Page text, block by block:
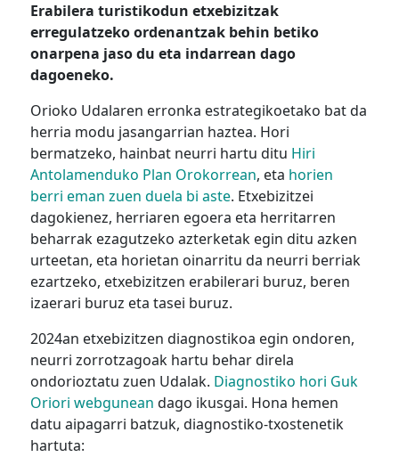
Erabilera turistikodun etxebizitzak
erregulatzeko ordenantzak behin betiko
onarpena jaso du eta indarrean dago
dagoeneko.
Orioko Udalaren erronka estrategikoetako bat da
herria modu jasangarrian haztea. Hori
bermatzeko, hainbat neurri hartu ditu Hiri
Antolamenduko Plan Orokorrean, eta horien
berri eman zuen duela bi aste. Etxebizitzei
dagokienez, herriaren egoera eta herritarren
beharrak ezagutzeko azterketak egin ditu azken
urteetan, eta horietan oinarritu da neurri berriak
ezartzeko, etxebizitzen erabilerari buruz, beren
izaerari buruz eta tasei buruz.
2024an etxebizitzen diagnostikoa egin ondoren,
neurri zorrotzagoak hartu behar direla
ondorioztatu zuen Udalak. Diagnostiko hori Guk
Oriori webgunean dago ikusgai. Hona hemen
datu aipagarri batzuk, diagnostiko-txostenetik
hartuta: